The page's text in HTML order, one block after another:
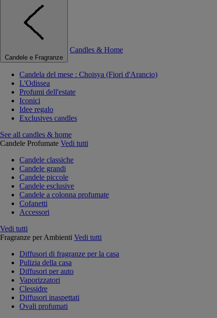
Candele e Fragranze
Candles & Home
Candela del mese : Choisya (Fiori d'Arancio)
L'Odissea
Profumi dell'estate
Iconici
Idee regalo
Exclusives candles
See all candles & home
Candele Profumate Vedi tutti
Candele classiche
Candele grandi
Candele piccole
Candele esclusive
Candele a colonna profumate
Cofanetti
Accessori
Vedi tutti
Fragranze per Ambienti Vedi tutti
Diffusori di fragranze per la casa
Pulizia della casa
Diffusori per auto
Vaporizzatori
Clessidre
Diffusori inaspettati
Ovali profumati